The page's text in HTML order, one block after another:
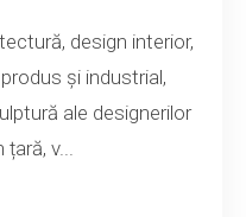
design interior,
și industrial,
ale designerilor
țară, v...